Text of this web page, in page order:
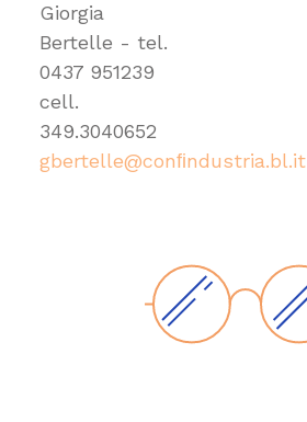
Giorgia
Bertelle - tel.
0437 951239
cell.
349.3040652
gbertelle@conﬁndustria.bl.it